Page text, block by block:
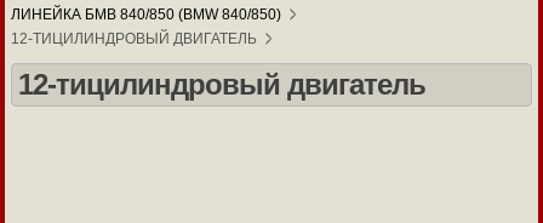
ЛИНЕЙКА БМВ 840/850 (BMW 840/850)
12-ТИЦИЛИНДРОВЫЙ ДВИГАТЕЛЬ
12-тицилиндровый двигатель